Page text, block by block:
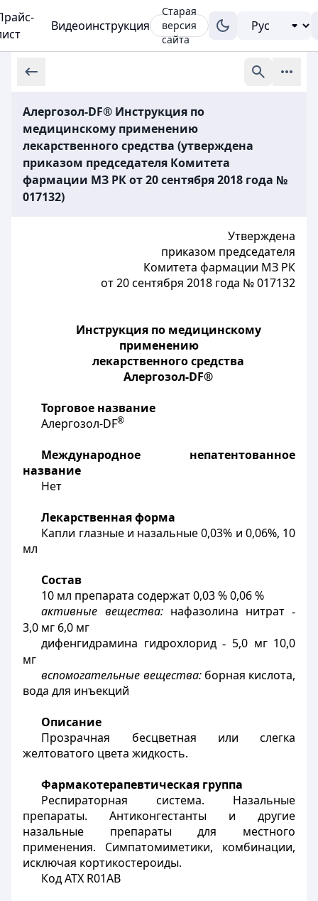
Видеоинструкция
Старая
версия
сайта
Алергозол-DF® Инструкция по
медицинскому применению
лекарственного средства (утверждена
приказом председателя Комитета
фармации МЗ РК от 20 сентября 2018 года №
017132)
Утверждена
приказом председателя
Комитета фармации МЗ РК
от 20 сентября 2018 года №017132
Инструкция по медицинскому
применению
лекарственного средства
Алергозол-DF®
Торговое название
Алергозол-DF®
Международное непатентованное
название
Нет
Лекарственная форма
Капли глазные и назальные 0,03% и 0,06%, 10
мл
Состав
10 мл препарата содержат 0,03 % 0,06 %
активные вещества:нафазолина нитрат-
3,0 мг 6,0 мг
дифенгидрамина гидрохлорид- 5,0 мг 10,0
мг
вспомогательные вещества: борная кислота,
вода для инъекций
Описание
Прозрачная бесцветная или слегка
желтоватого цвета жидкость.
Фармакотерапевтическая группа
Респираторная система. Назальные
препараты.
Антиконгестанты и другие
назальные препараты для местного
применения. Симпатомиметики, комбинации,
исключая кортикостероиды.
Код АТХ R01AB